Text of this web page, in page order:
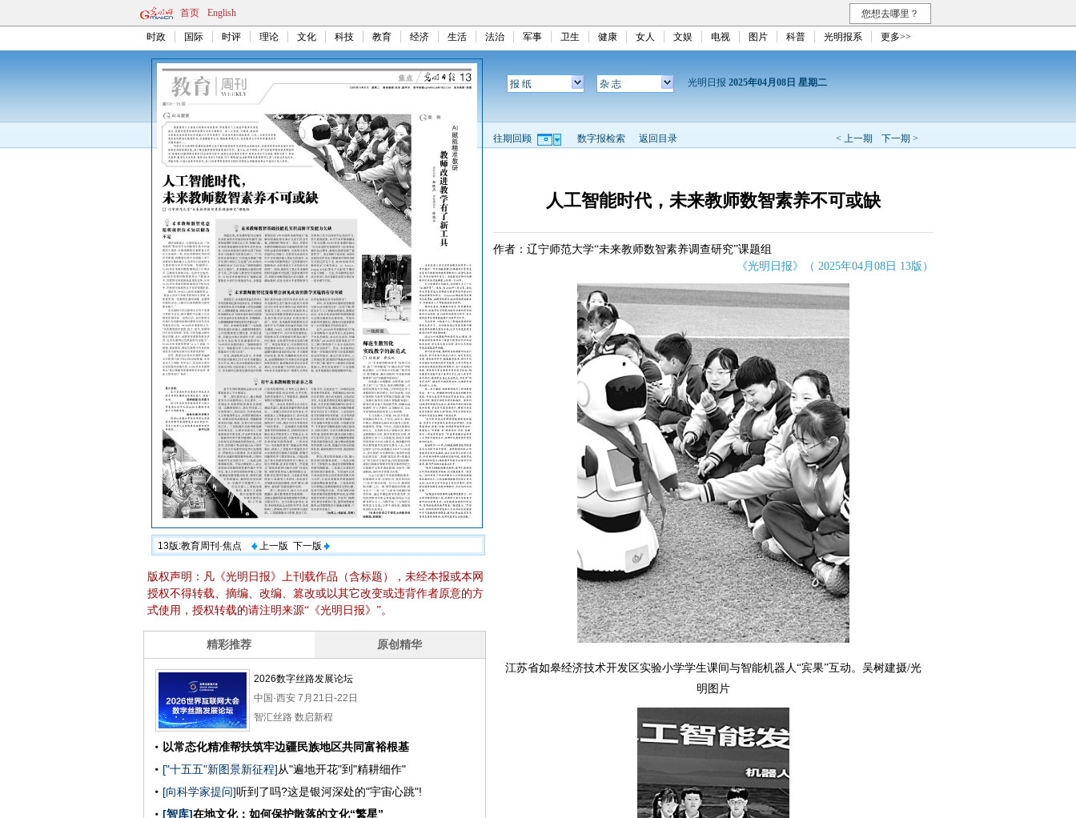
首页 English 您想去哪里？
时政 国际 时评 理论 文化 科技 教育 经济 生活 法治 军事 卫生 健康 女人 文娱 电视 图片 科普 光明报系 更多>>
13版:教育周刊·焦点 上一版 下一版
版权声明：凡《光明日报》上刊载作品（含标题），未经本报或本网
授权不得转载、摘编、改编、篡改或以其它改变或违背作者原意的方
式使用，授权转载的请注明来源“《光明日报》”。
报 纸 杂 志 光明日报 2025年04月08日 星期二
< 上一期 下一期 >
往期回顾 数字报检索 返回目录
人工智能时代，未来教师数智素养不可或缺
作者：辽宁师范大学“未来教师数智素养调查研究”课题组
《光明日报》（ 2025年04月08日 13版）
江苏省如皋经济技术开发区实验小学学生课间与智能机器人“宾果”互动。吴树建摄/光
明图片